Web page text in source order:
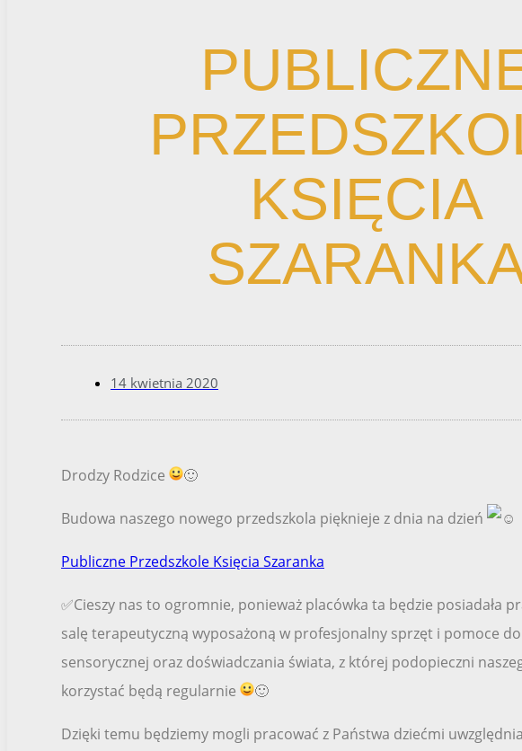
KSIĘCIA
14 kwietnia 2020
Drodzy Rodzice 🙂
Budowa naszego nowego przedszkola pięknieje z dnia na dzień
Publiczne Przedszkole Księcia Szaranka
✅Cieszy nas to ogromnie, ponieważ placówka ta będzie posiadała
salę terapeutyczną wyposażoną w profesjonalny sprzęt i pomoce
sensorycznej oraz doświadczania świata, z której podopieczni
korzystać będą regularnie
🙂
Dzięki temu będziemy mogli pracować z Państwa dziećmi